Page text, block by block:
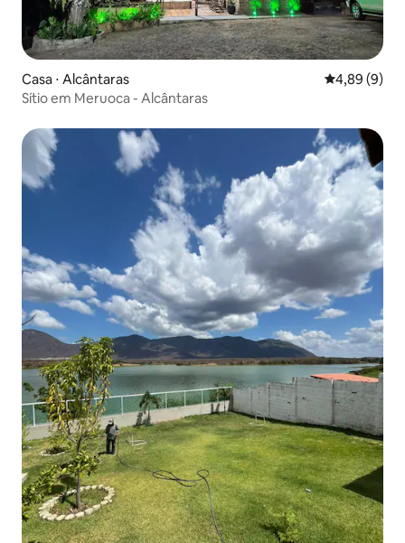
Casa ⋅ Alcântaras 4,89 de uma
4,89 (9)
Sítio em Meruoca - Alcântaras